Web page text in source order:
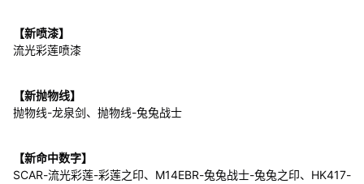
【新喷漆】
流光彩莲喷漆
【新抛物线】
抛物线-龙泉剑、抛物线-兔兔战士
【新命中数字】
SCAR-流光彩莲-彩莲之印、M14EBR-兔兔战士-兔兔之印、HK417-